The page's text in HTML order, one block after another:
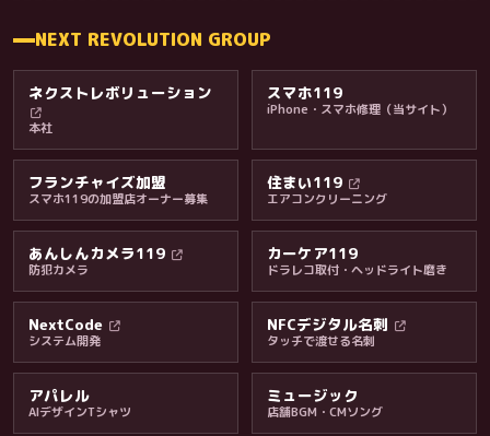
料金・保証・ご案内
NEXT REVOLUTION GROUP
ネクストレボリューション
本社
スマホ119
iPhone・スマホ修理（当サイト）
フランチャイズ加盟
スマホ119の加盟店オーナー募集
住まい119
エアコンクリーニング
あんしんカメラ119
防犯カメラ
カーケア119
ドラレコ取付・ヘッドライト磨き
NextCode
システム開発
NFCデジタル名刺
タッチで渡せる名刺
アパレル
AIデザインTシャツ
ミュージック
店舗BGM・CMソング